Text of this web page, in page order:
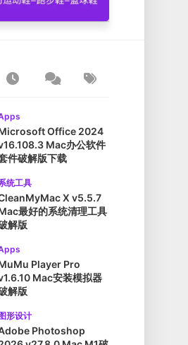
Office 2024
Mac办公软件
件破解版下载
统工具
X v5.5.7
最好的系统清理工具
解版
Player Pro
Mac安装模拟器
解版
形设计
Photoshop